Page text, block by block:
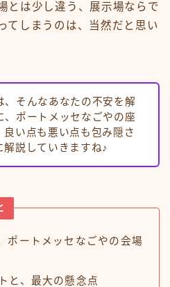
とは少し違う、展示場ならで
てしまうのは、当然だと思い
、そんなあなたの不安を解
、ポートメッセなごやの座
良い点も悪い点も包み隠さ
解説していきますね♪
ポートメッセなごやの会場
と、最大の懸念点